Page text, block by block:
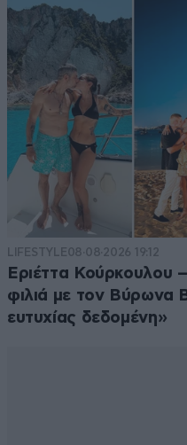
LIFESTYLE08·08·2026 19:12
Εριέττα Κούρκουλου
φιλιά με τον Βύρωνα
ευτυχίας δεδομένη»